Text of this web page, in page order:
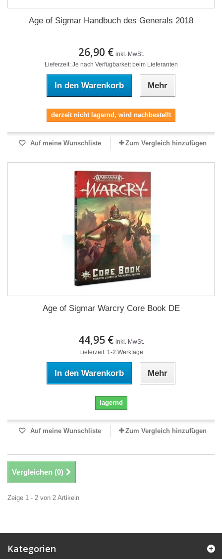
Age of Sigmar Handbuch des Generals 2018
26,90 € inkl. MwSt.
Lieferzeit: Je nach Verfügbarkeit beim Lieferanten
In den Warenkorb Mehr
derzeit nicht lagernd, wird nachbestellt
Auf meine Wunschliste Zum Vergleich hinzufügen
Age of Sigmar Warcry Core Book DE
44,95 € inkl. MwSt.
Lieferzeit: 1-2 Werktage
In den Warenkorb Mehr
lagernd
Auf meine Wunschliste Zum Vergleich hinzufügen
Vergleichen (0)
Zeige 1 - 2 von 2 Artikeln
Kategorien